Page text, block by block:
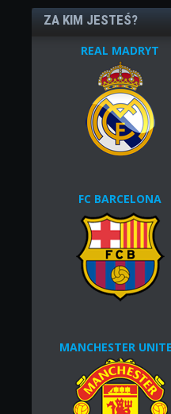
ZA KIM JESTEŚ?
REAL MADRYT
FC BARCELONA
MANCHESTER